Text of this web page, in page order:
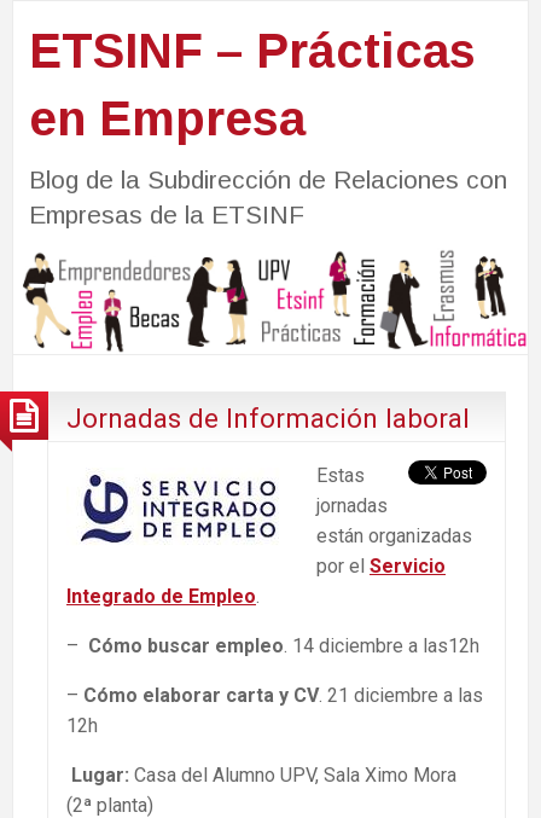
ETSINF – Prácticas
en Empresa
Blog de la Subdirección de Relaciones con
Empresas de la ETSINF
Jornadas de Información laboral
Estas
jornadas
están organizadas
por el Servicio
Integrado de Empleo
– Cómo buscar empleo . 14 diciembre a las12h
– Cómo elaborar carta y CV. 21 diciembre a las
12h
Lugar: Casa del Alumno UPV, Sala Ximo Mora
(2ª planta)